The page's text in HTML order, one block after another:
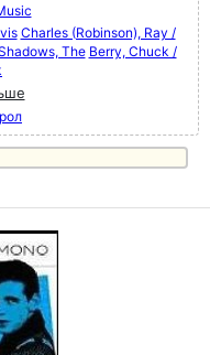
Charles (Robinson), Ray /
The Berry, Chuck /